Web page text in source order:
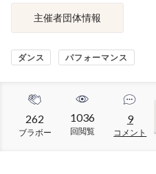
主催者団体情報
ダンス パフォーマンス
262
ブラボー
1036
回閲覧
9
コメント